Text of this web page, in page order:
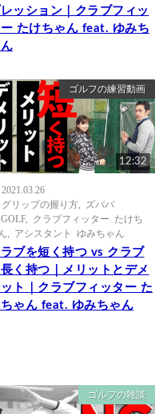
ッション｜クラブフィッ
たけちゃん feat. ゆみち
ゴルフの練習動画
12:32
2021.03.26
グリップの握り方
ズババ
, クラブフィッター たけち
アシスタント ゆみちゃん
ブを短く持つ vs クラブ
く持つ｜メリットとデメ
ット｜クラブフィッター た
ゃん feat. ゆみちゃん
ゴルフの雑談